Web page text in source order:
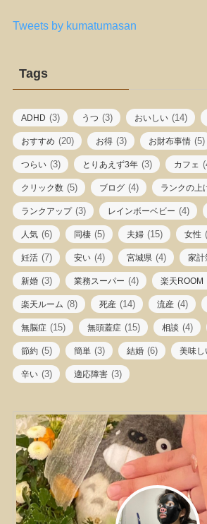
Tweets by kumatumasan
Tags
ADHD (3) うつ (3) おいしい (14)
おすすめ (20) お得 (3) お財布事情 (5)
つらい (3) とりあえず3年 (3) カフェ
クリック数 (5) ブログ (4) ランクの上
ランクアップ(3) レインボーベビー (4)
人気 (6) 同棲 (5) 夫婦 (15) 女性
妊活 (7) 安い (4) 宮城県 (4) 家計
新婚 (3) 業務スーパー (4) 楽天ROOM
楽天ルーム (8) 死産 (14) 流産 (4)
無脳症 (15) 無頭蓋症 (15) 相談 (4)
節約 (5) 簡単 (3) 結婚 (6) 美味し
辛い (3) 適応障害 (3)